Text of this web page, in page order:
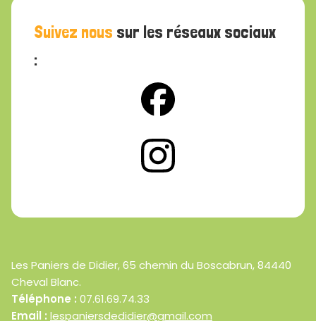
Suivez nous sur les réseaux sociaux
:
Les Paniers de Didier, 65 chemin du Boscabrun, 84440
Cheval Blanc.
Téléphone : 07.61.69.74.33
Email : lespaniersdedidier@gmail.com